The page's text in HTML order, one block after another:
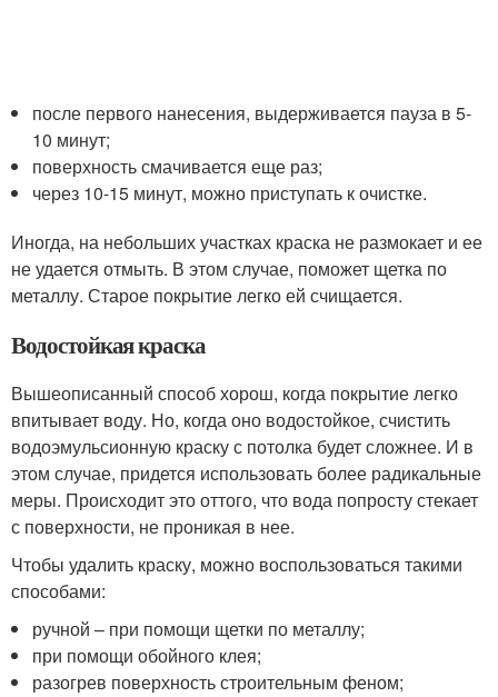
после первого нанесения, выдерживается пауза в 5-
10 минут;
поверхность смачивается еще раз;
через 10-15 минут, можно приступать к очистке.
Иногда, на небольших участках краска не размокает и ее
не удается отмыть. В этом случае, поможет щетка по
металлу. Старое покрытие легко ей счищается.
Водостойкая краска
Вышеописанный способ хорош, когда покрытие легко
впитывает воду. Но, когда оно водостойкое, счистить
водоэмульсионную краску с потолка будет сложнее. И в
этом случае, придется использовать более радикальные
меры. Происходит это оттого, что вода попросту стекает
с поверхности, не проникая в нее.
Чтобы удалить краску, можно воспользоваться такими
способами:
ручной – при помощи щетки по металлу;
при помощи обойного клея;
разогрев поверхность строительным феном;